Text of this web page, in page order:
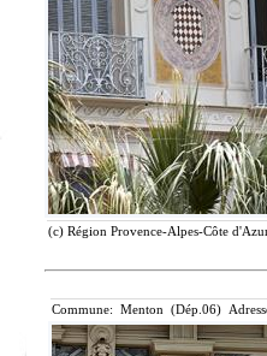
(c) Région Provence-Alpes-Côte
Commune: Menton (Dép.06)